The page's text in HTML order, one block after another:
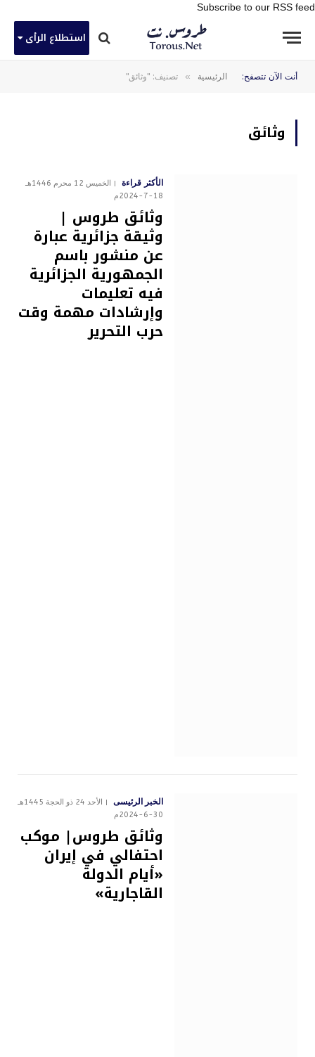
Subscribe to our RSS feed
استطلاع الرأى
أنت الآن تتصفح: الرئيسية » تصنيف: "وثائق"
وثائق
الأكثر قراءة
الخميس 12 محرم 1446هـ
18-7-2024م
وثائق طروس |
وثيقة جزائرية عبارة
عن منشور باسم
الجمهورية الجزائرية
فيه تعليمات
وإرشادات مهمة وقت
حرب التحرير
الخبر الرئيسى
الأحد 24 ذو الحجة 1445هـ
30-6-2024م
وثائق طروس| موكب
احتفالي في إيران
«أيام الدولة
القاجارية»